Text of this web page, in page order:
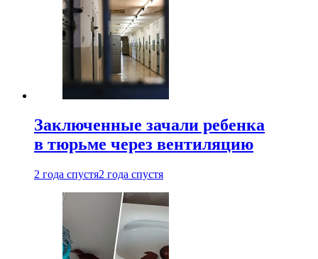
Заключенные зачали ребенка
в тюрьме через вентиляцию
2 года спустя2 года спустя